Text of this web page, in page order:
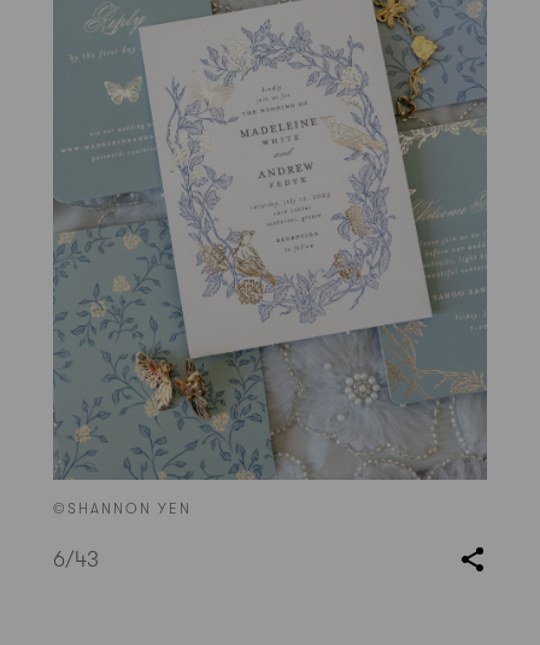
©SHANNON YEN
6/43